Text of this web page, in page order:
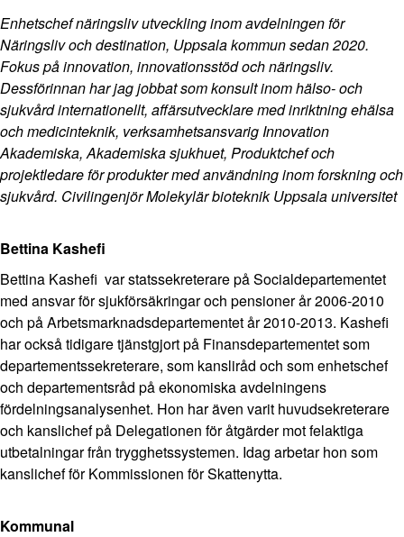
Enhetschef näringsliv utveckling inom avdelningen för
Näringsliv och destination, Uppsala kommun sedan 2020.
Fokus på innovation, innovationsstöd och näringsliv.
Dessförinnan har jag jobbat som konsult inom hälso- och
sjukvård internationellt, affärsutvecklare med inriktning ehälsa
och medicinteknik, verksamhetsansvarig Innovation
Akademiska, Akademiska sjukhuet, Produktchef och
projektledare för produkter med användning inom forskning och
sjukvård. Civilingenjör Molekylär bioteknik Uppsala universitet
Bettina Kashefi
Bettina Kashefi var statssekreterare på Socialdepartementet
med ansvar för sjukförsäkringar och pensioner år 2006-2010
och på Arbetsmarknadsdepartementet år 2010-2013. Kashefi
har också tidigare tjänstgjort på Finansdepartementet som
departementssekreterare, som kansliråd och som enhetschef
och departementsråd på ekonomiska avdelningens
fördelningsanalysenhet. Hon har även varit huvudsekreterare
och kanslichef på Delegationen för åtgärder mot felaktiga
utbetalningar från trygghetssystemen. Idag arbetar hon som
kanslichef för Kommissionen för Skattenytta.
Kommunal